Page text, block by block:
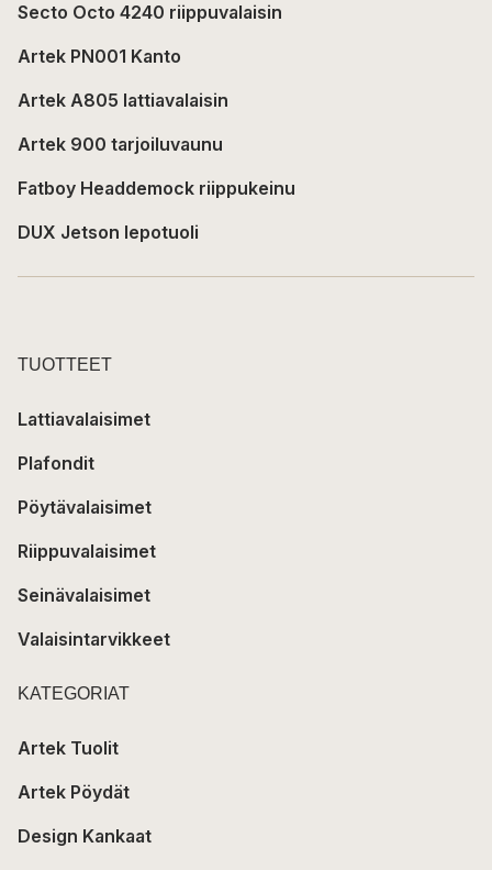
Secto Octo 4240 riippuvalaisin
Artek PN001 Kanto
Artek A805 lattiavalaisin
Artek 900 tarjoiluvaunu
Fatboy Headdemock riippukeinu
DUX Jetson lepotuoli
TUOTTEET
Lattiavalaisimet
Plafondit
Pöytävalaisimet
Riippuvalaisimet
Seinävalaisimet
Valaisintarvikkeet
KATEGORIAT
Artek Tuolit
Artek Pöydät
Design Kankaat